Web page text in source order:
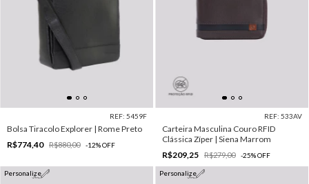
REF: 5459F
Bolsa Tiracolo Explorer | Rome Preto
R$774,40
R$880,00 -12%OFF
REF: 533AV
Carteira Masculina Couro RFID
Clássica Zíper | Siena Marrom
R$209,25
R$279,00 -25%OFF
Personalize Personalize